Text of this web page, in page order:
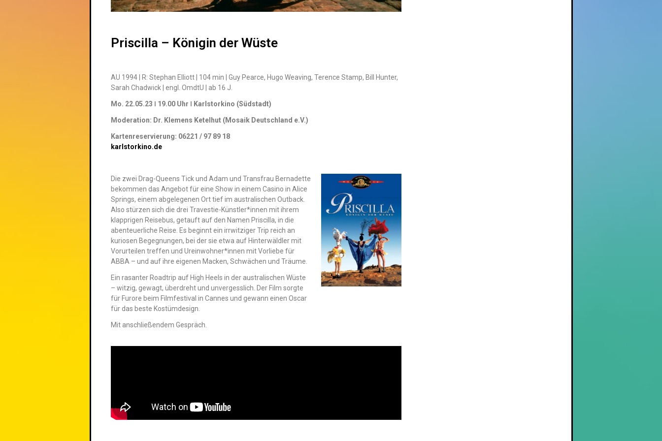
Priscilla – Königin der Wüste
AU 1994 | R: Stephan Elliott | 104 min | Guy Pearce, Hugo Weaving, Terence Stamp, Bill Hunter,
Sarah Chadwick | engl. OmdtU | ab 16 J.
Mo. 22.05.23 ǀ 19.00 Uhr ǀ Karlstorkino (Südstadt)
Moderation: Dr. Klemens Ketelhut (Mosaik Deutschland e.V.)
Kartenreservierung: 06221 / 97 89 18
karlstorkino.de
Die zwei Drag-Queens Tick und Adam und Transfrau Bernadette
bekommen das Angebot für eine Show in einem Casino in Alice
Springs, einem abgelegenen Ort tief im australischen Outback.
Also stürzen sich die drei Travestie-Künstler*innen mit ihrem
klapprigen Reisebus, getauft auf den Namen Priscilla, in die
abenteuerliche Reise. Es beginnt ein irrwitziger Trip reich an
kuriosen Begegnungen, bei der sie etwa auf Hinterwäldler mit
Vorurteilen treffen und Ureinwohner*innen mit Vorliebe für
ABBA – und auf ihre eigenen Macken, Schwächen und Träume.
Ein rasanter Roadtrip auf High Heels in der australischen Wüste
– witzig, gewagt, überdreht und unvergesslich. Der Film sorgte
für Furore beim Filmfestival in Cannes und gewann einen Oscar
für das beste Kostümdesign.
Mit anschließendem Gespräch.